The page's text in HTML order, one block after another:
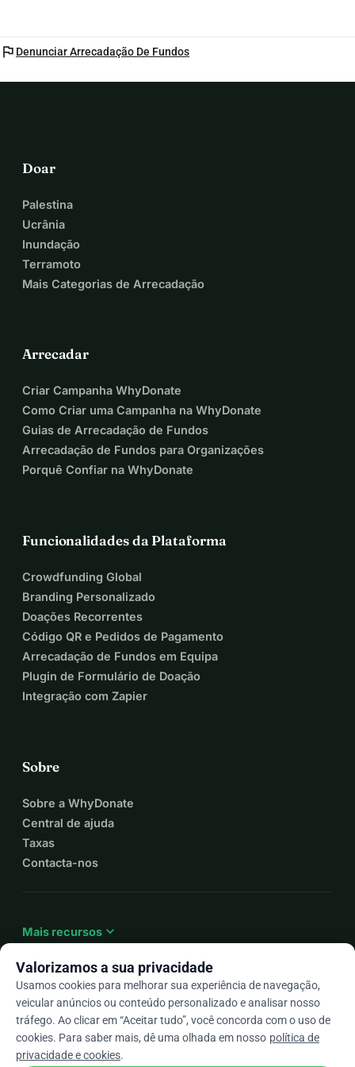
flag Denunciar Arrecadação De Fundos
Doar
Palestina
Ucrânia
Inundação
Terramoto
Mais Categorias de Arrecadação
Arrecadar
Criar Campanha WhyDonate
Como Criar uma Campanha na WhyDonate
Guias de Arrecadação de Fundos
Arrecadação de Fundos para Organizações
Porquê Confiar na WhyDonate
Funcionalidades da Plataforma
Crowdfunding Global
Branding Personalizado
Doações Recorrentes
Código QR e Pedidos de Pagamento
Arrecadação de Fundos em Equipa
Plugin de Formulário de Doação
Integração com Zapier
Sobre
Sobre a WhyDonate
Central de ajuda
Taxas
Contacta-nos
Mais recursos expand_more
Ptarrow_drop_down
★★★★★4,9 / 5 com base em mais de 500 avaliações
Valorizamos a sua privacidade
Usamos cookies para melhorar sua experiência de navegação,
veicular anúncios ou conteúdo personalizado e analisar nosso
tráfego. Ao clicar em “Aceitar tudo”, você concorda com o uso de
cookies. Para saber mais, dê uma olhada em nosso política de
privacidade e cookies.